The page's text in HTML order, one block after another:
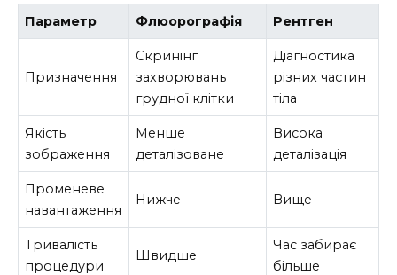
Параметр Флюорографія Рентген
Призначення
Скринінг
захворювань
грудної клітки
Діагностика
різних частин
тіла
Якість
зображення
Менше
деталізоване
Висока
деталізація
Променеве
навантаження
Нижче Вище
Тривалість
процедури
Швидше
Час забирає
більше